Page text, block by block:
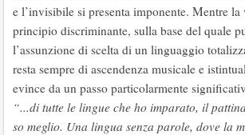
e l’invisibile si presenta imponente. Mentre
principio discriminante, sulla base del quale
l’assunzione di scelta di un linguaggio
resta sempre di ascendenza musicale e
evince da un passo particolarmente
“...di tutte le lingue che ho imparato, il
so meglio. Una lingua senza parole, dove la